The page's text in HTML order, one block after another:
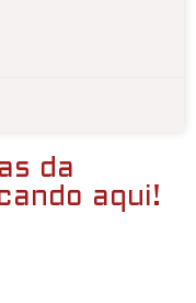
da
aqui!